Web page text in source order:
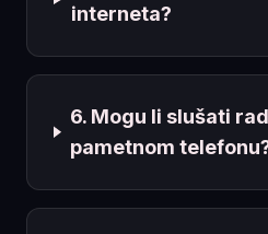
interneta?
6. Mogu li slušati
pametnom